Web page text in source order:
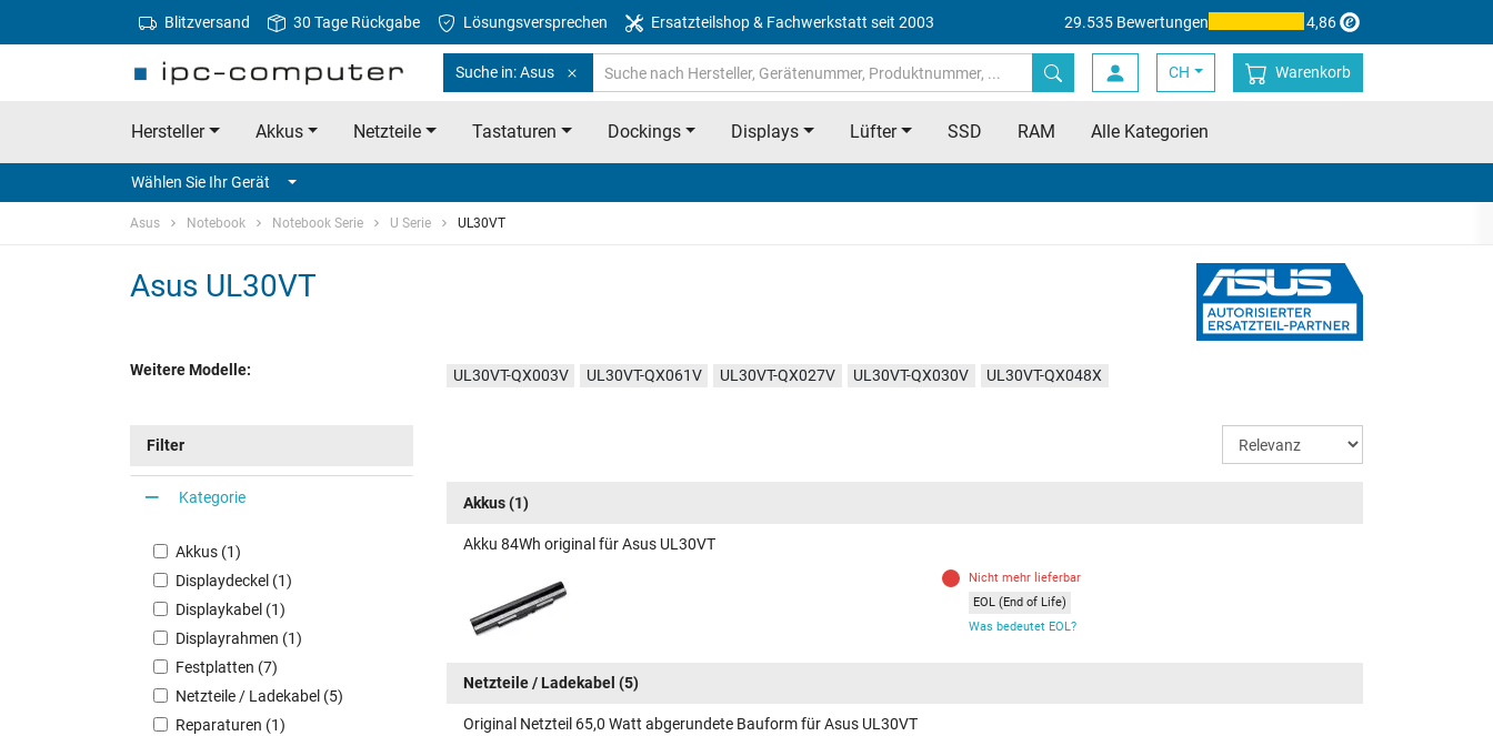
Blitzversand 30 Tage Rückgabe Lösungsversprechen Ersatzteilshop & Fachwerkstatt seit 2003 29.535 Bewertungen 4,86
Suche in: Asus CH Warenkorb
Hersteller Akkus Netzteile Tastaturen Dockings Displays Lüfter SSD RAM Alle Kategorien
Wählen Sie Ihr Gerät
Asus Notebook Notebook Serie U Serie UL30VT
Asus UL30VT
Weitere Modelle: UL30VT-QX003V UL30VT-QX061V UL30VT-QX027V UL30VT-QX030V UL30VT-QX048X
Filter
Kategorie
Akkus (1)
Displaydeckel (1)
Displaykabel (1)
Displayrahmen (1)
Festplatten (7)
Netzteile / Ladekabel (5)
Reparaturen (1)
Akkus(1)
Akku 84Wh original für Asus UL30VT
Nicht mehr lieferbar
EOL (End of Life)
Was bedeutet EOL?
Netzteile / Ladekabel (5)
Original Netzteil 65,0 Watt abgerundete Bauform für Asus UL30VT